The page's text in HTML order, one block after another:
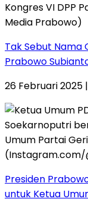
Tak Sebut Nama
Prabowo
26 Februari 2025
Presiden
untuk Ketua